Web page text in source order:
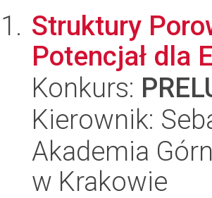
Struktury
Potencjał dla
Konkurs:
Kierownik:
Akademia
w Krakowie